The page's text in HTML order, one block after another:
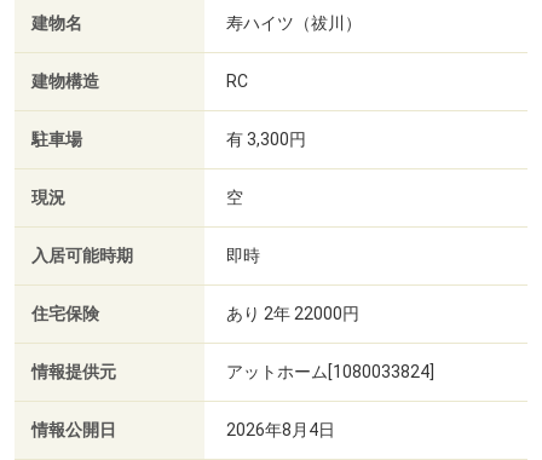
建物名 寿ハイツ（祓川）
建物構造 RC
駐車場 有 3,300円
現況 空
入居可能時期 即時
住宅保険 あり 2年 22000円
情報提供元 アットホーム[1080033824]
情報公開日 2026年8月4日